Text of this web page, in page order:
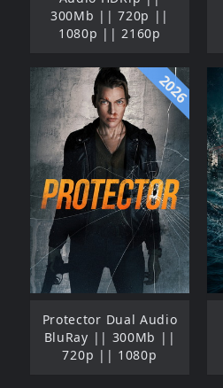
300Mb || 720p ||
1080p || 2160p
2026
Protector Dual Audio
BluRay || 300Mb ||
720p || 1080p